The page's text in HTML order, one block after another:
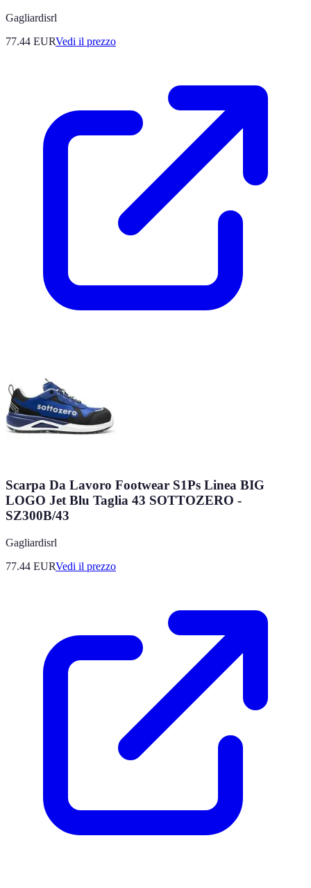
Gagliardisrl
77.44 EURVedi il prezzo
Scarpa Da Lavoro Footwear S1Ps Linea BIG
LOGO Jet Blu Taglia 43 SOTTOZERO -
SZ300B/43
Gagliardisrl
77.44 EURVedi il prezzo